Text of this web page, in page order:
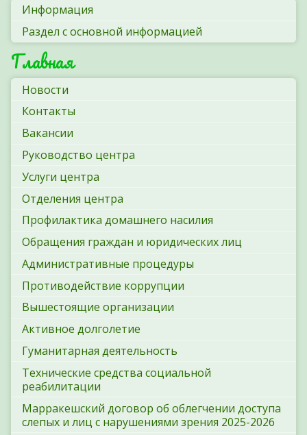
Информация
Раздел с основной информацией
Главная
Новости
Контакты
Вакансии
Руководство центра
Услуги центра
Отделения центра
Профилактика домашнего насилия
Обращения граждан и юридических лиц
Административные процедуры
Противодействие коррупции
Вышестоящие организации
Активное долголетие
Гуманитарная деятельность
Технические средства социальной
реабилитации
Марракешский договор об облегчении доступа
слепых и лиц с нарушениями зрения 2025-2026